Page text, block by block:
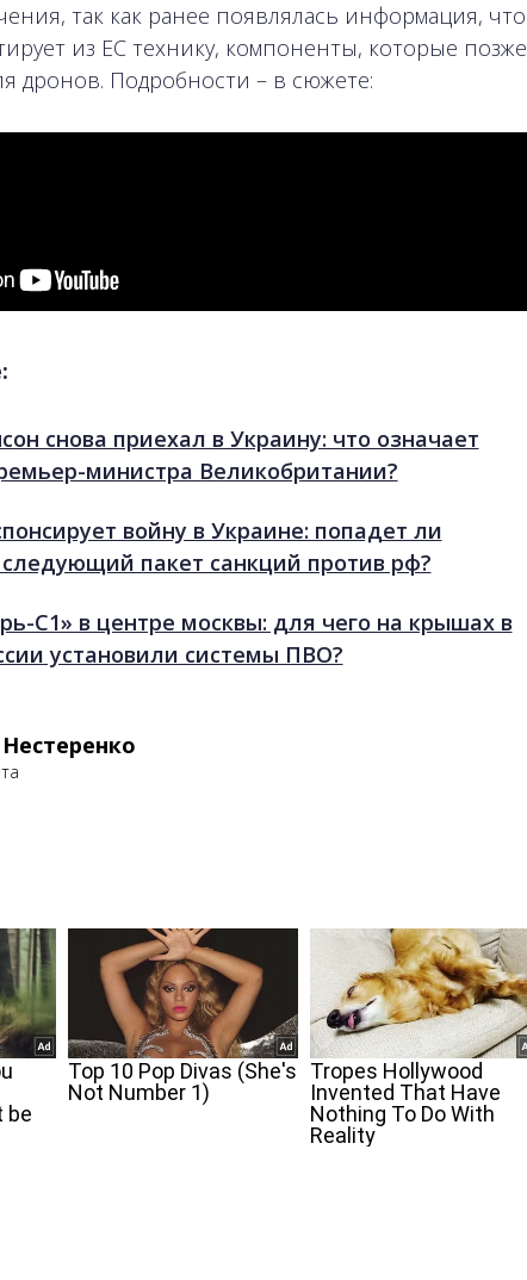
так как ранее появлялась информация, что
из ЕС технику, компоненты, которые позже
дронов. Подробности – в сюжете:
снова приехал в Украину: что означает
министра Великобритании?
войну в Украине: попадет ли
пакет санкций против рф?
С1» в центре москвы: для чего на крышах в
установили системы ПВО?